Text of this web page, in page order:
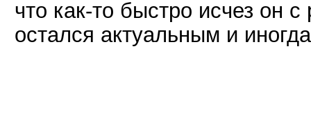
что как-то быстро исчез он
остался актуальным и